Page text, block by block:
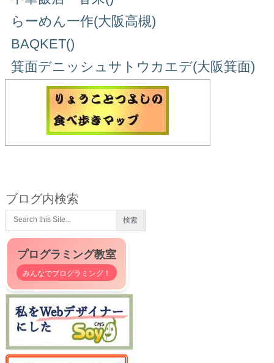
らーめん一作(大阪高槻)
BAQKET()
箕面デニッシュサトウカエデ(大阪箕面)
ブログ内検索
プログラミング教室
みんなでプログラミング！